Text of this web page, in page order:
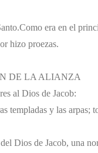
Como era en el
hizo proezas.
DE LA ALIANZA
al Dios de Jacob:
templadas y las arpas;
Dios de Jacob, una